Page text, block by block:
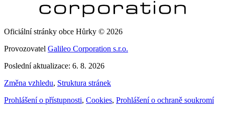
Oficiální stránky obce Hůrky © 2026
Provozovatel Galileo Corporation s.r.o.
Poslední aktualizace: 6. 8. 2026
Změna vzhledu, Struktura stránek
Prohlášení o přístupnosti, Cookies, Prohlášení o ochraně soukromí